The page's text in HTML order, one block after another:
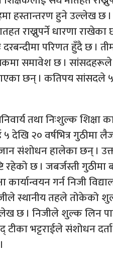
हस्तान्तरण हुने उल्लेख छ ।
राख्नुपर्ने धारणा
परिणत हुँदै छ ।
समावेश छ ।
छन् । कतिपय
तथा निःशुल्क शिक्षा
देखि २० वर्षभित्र गुठीमा
संशोधन हालेका छन् । उक्त
छ । जबर्जस्ती
कार्यान्वयन गर्न निजी
स्थानीय तहले तोकेको
छ । निजीले शुल्क लिन
टीका भट्टराईले संशोधन